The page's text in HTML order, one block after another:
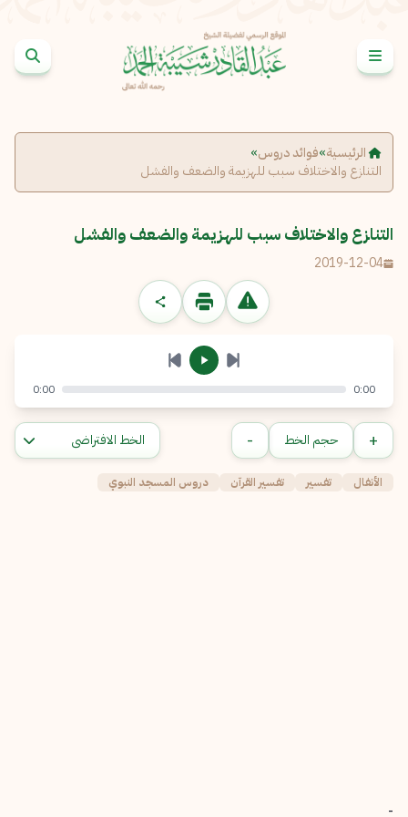
الرئيسية»فوائد دروس»
التنازع والاختلاف سبب للهزيمة والضعف والفشل
التنازع والاختلاف سبب للهزيمة والضعف والفشل
2019-12-04
الإبلاغ عن مشكلة
البريد الإلكتروني*
الرسالة
إرسال إلغاء
نسخ
0:00
0:00
+ حجم الخط -
الأنفال تفسير تفسير القرآن دروس المسجد النبوي
-